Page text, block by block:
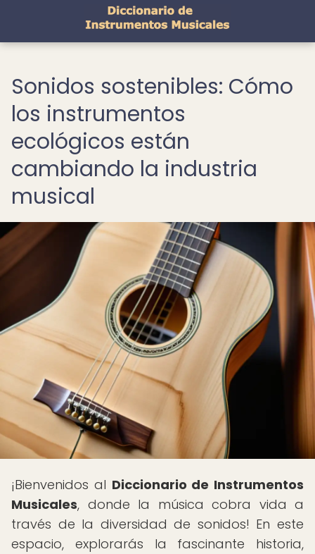
Sonidos sostenibles: Cómo
los instrumentos
ecológicos están
cambiando la industria
musical
¡Bienvenidos al Diccionario de Instrumentos
Musicales, donde la música cobra vida a
través de la diversidad de sonidos! En este
espacio, explorarás la fascinante historia,